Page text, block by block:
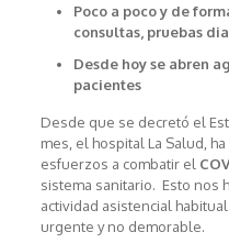
Poco a poco y de
consultas, pruebas
Desde hoy se abren
pacientes
Desde que se decretó el
mes, el hospital La Salud,
esfuerzos a combatir el
sistema sanitario. Esto nos
actividad asistencial
urgente y no demorable.